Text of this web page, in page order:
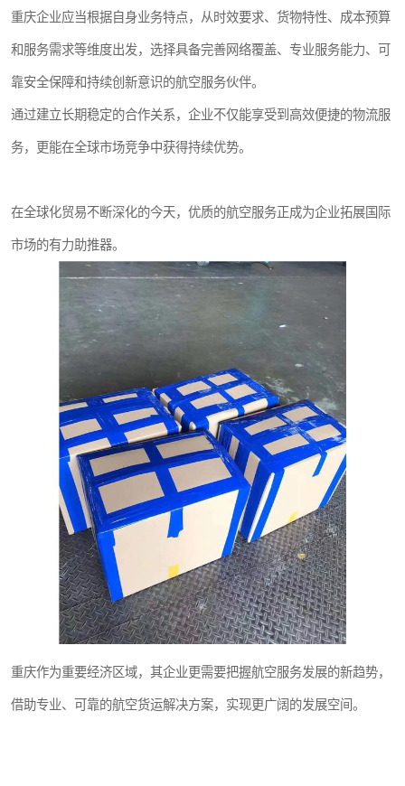
重庆企业应当根据自身业务特点，从时效要求、货物特性、成本预算
和服务需求等维度出发，选择具备完善网络覆盖、专业服务能力、可
靠安全保障和持续创新意识的航空服务伙伴。
通过建立长期稳定的合作关系，企业不仅能享受到高效便捷的物流服
务，更能在全球市场竞争中获得持续优势。
在全球化贸易不断深化的今天，优质的航空服务正成为企业拓展国际
市场的有力助推器。
重庆作为重要经济区域，其企业更需要把握航空服务发展的新趋势，
借助专业、可靠的航空货运解决方案，实现更广阔的发展空间。